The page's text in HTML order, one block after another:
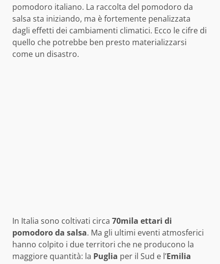
pomodoro italiano. La raccolta del pomodoro da
salsa sta iniziando, ma è fortemente penalizzata
dagli effetti dei cambiamenti climatici. Ecco le cifre di
quello che potrebbe ben presto materializzarsi
come un disastro.
In Italia sono coltivati circa 70mila ettari di
pomodoro da salsa. Ma gli ultimi eventi atmosferici
hanno colpito i due territori che ne producono la
maggiore quantità: la Puglia per il Sud e l’Emilia